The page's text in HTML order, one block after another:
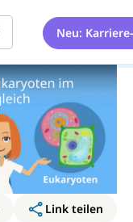
Neu:
Link teilen